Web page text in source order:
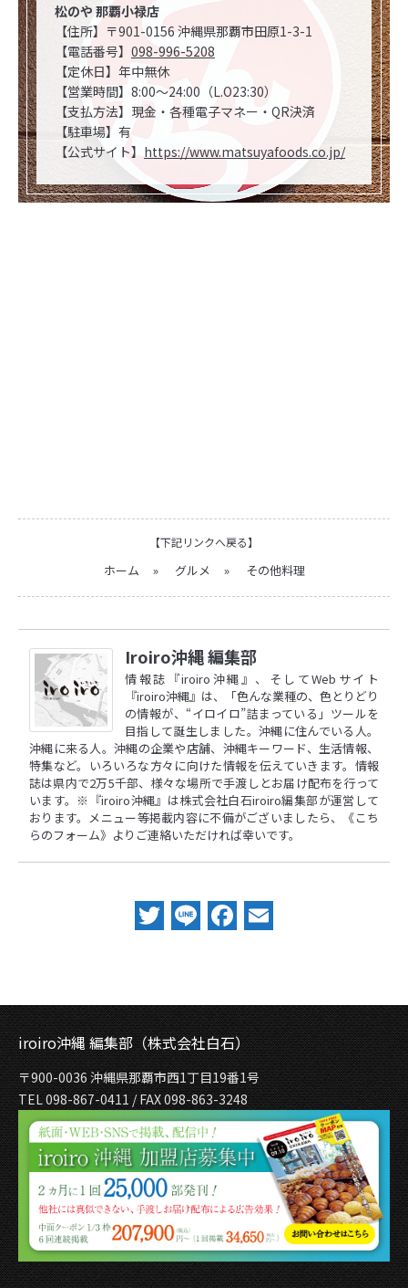
松のや 那覇小禄店
【住所】〒901-0156 沖縄県那覇市田原1-3-1
【電話番号】 098-996-5208
【定休日】年中無休
【営業時間】8:00～24:00（L.O23:30）
【支払方法】現金・各種電子マネー・QR決済
【駐車場】有
【公式サイト】 https://www.matsuyafoods.co.jp/
【下記リンクへ戻る】
ホーム » グルメ » その他料理
Iroiro沖縄 編集部
情報誌『iroiro沖縄』、そしてWebサイト
『iroiro沖縄』は、「色んな業種の、色とりどり
の情報が、“イロイロ”詰まっている」ツールを
目指して誕生しました。沖縄に住んでいる人。
沖縄に来る人。沖縄の企業や店舗、沖縄キーワード、生活情報、
特集など。いろいろな方々に向けた情報を伝えていきます。情報
誌は県内で2万5千部、様々な場所で手渡しとお届け配布を行って
います。※『iroiro沖縄』は株式会社白石iroiro編集部が運営して
おります。メニュー等掲載内容に不備がございましたら、
《こち
らのフォーム》 よりご連絡いただければ幸いです。
Twitter
LineFacebook
iroiro沖縄 編集部（株式会社白石）
〒900-0036 沖縄県那覇市西1丁目19番1号
TEL 098-867-0411 / FAX 098-863-3248